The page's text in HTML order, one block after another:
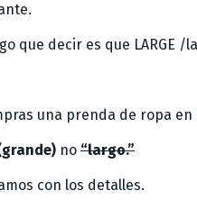
que decir es que LARGE /
una prenda de ropa en
no “largo.”
con los detalles.